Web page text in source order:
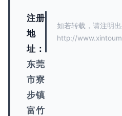
注册
地
址：
东莞
市寮
步镇
富竹
如若转载，请注明出
http://